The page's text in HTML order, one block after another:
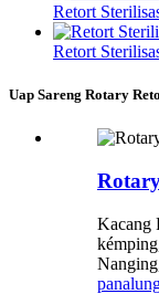
Retort
Retort
Uap Sareng Rotary
Kacang